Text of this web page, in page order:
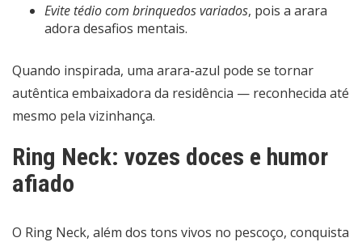
Evite tédio com brinquedos variados, pois a arara
adora desafios mentais.
Quando inspirada, uma arara-azul pode se tornar
autêntica embaixadora da residência — reconhecida até
mesmo pela vizinhança.
Ring Neck: vozes doces e humor
afiado
O Ring Neck, além dos tons vivos no pescoço, conquista